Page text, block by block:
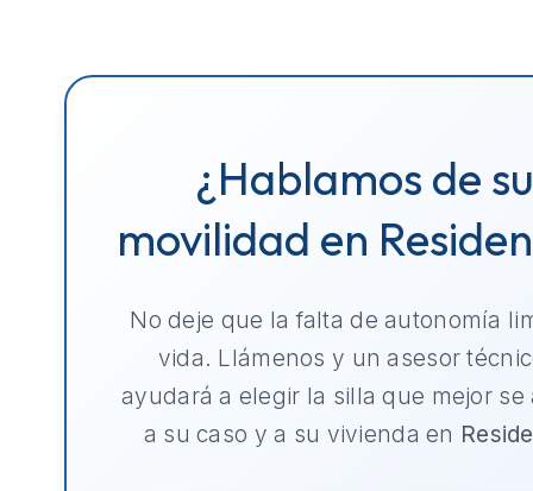
¿Hablamos de su
movilidad en
No deje que la falta de autonomía
vida. Llámenos y un asesor
ayudará a elegir la silla que mejor se
a su caso y a su vivienda en